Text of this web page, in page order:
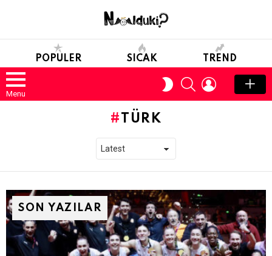
POPULER SICAK TREND
Menu
SWITCH
SKIN
SEARCHLOGIN
TÜRK
SON YAZILAR